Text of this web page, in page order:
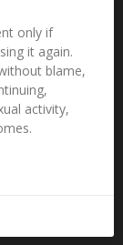
only if
it again.
blame,
,
activity,
.